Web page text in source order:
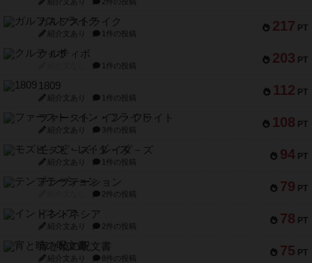
217 PT
ガルフストライク
紹介文あり 1件の投稿
203 PT
クルティボ
1件の投稿
112 PT
1809
紹介文あり 1件の投稿
108 PT
ファースト・イン・フライト
紹介文あり 3件の投稿
94 PT
モズビ－ズ・レイダ－ズ
紹介文あり 1件の投稿
79 PT
テンプテーション
2件の投稿
78 PT
インドネシア
紹介文あり 2件の投稿
75 PT
宵と暁の呪文書
紹介文あり 8件の投稿